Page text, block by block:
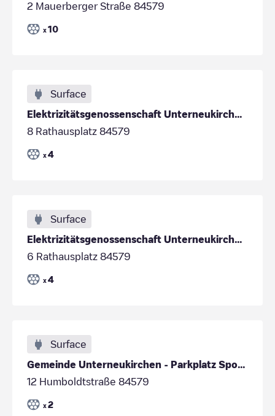
2 Mauerberger Straße 84579
x 10
Surface
Elektrizitätsgenossenschaft Unterneukirchen - Park
8 Rathausplatz 84579
x 4
Surface
Elektrizitätsgenossenschaft Unterneukirchen - Park
6 Rathausplatz 84579
x 4
Surface
Gemeinde Unterneukirchen - Parkplatz Sportplatz Un
12 Humboldtstraße 84579
x 2